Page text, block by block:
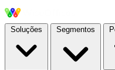
Soluções Segmentos